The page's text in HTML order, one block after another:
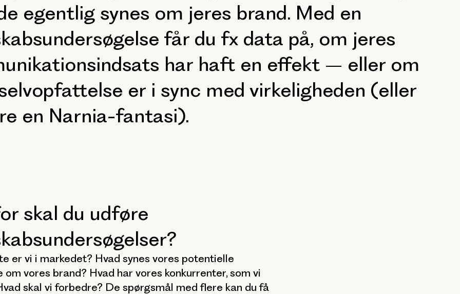
egentlig synes om jeres brand. Med en
får du fx data på, om jeres
har haft en effekt – eller om
er i sync med virkeligheden (eller
en Narnia-fantasi).
skal du udføre
er vi i markedet? Hvad synes vores potentielle
om vores brand? Hvad har vores konkurrenter, som vi
skal vi forbedre? De spørgsmål med flere kan du få